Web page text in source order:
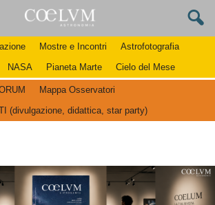
Mostre e Incontri
Astrofotografia
NASA Pianeta Marte Cielo del Mese
Mappa Osservatori
(divulgazione, didattica, star party)